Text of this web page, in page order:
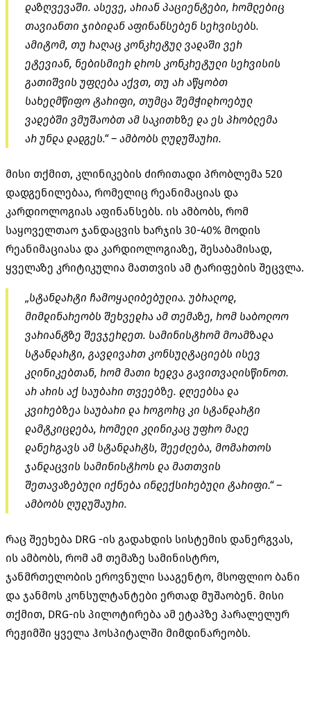
დაზღვევაში. ასევე, არიან პაციენტები, რომლებიც
თავიანთი ჯიბიდან აფინანსებენ სერვისებს.
ამიტომ, თუ რაღაც კონკრეტულ ვადაში ვერ
ეტევიან, ნებისმიერ დროს კონკრეტული სერვისის
გათიშვის უფლება აქვთ, თუ არ აწყობთ
სახელმწიფო ტარიფი, თუმცა შემჭიდროებულ
ვადებში ვმუშაობთ ამ საკითხზე და ეს პრობლემა
არ უნდა დადგეს.“ – ამბობს ღუდუშაური.
მისი თქმით, კლინიკების ძირითადი პრობლემა 520
დადგენილებაა, რომელიც რეანიმაციას და
კარდიოლოგიას აფინანსებს. ის ამბობს, რომ
საყოველთაო ჯანდაცვის ხარჯის 30-40% მოდის
რეანიმაციასა და კარდიოლოგიაზე, შესაბამისად,
ყველაზე კრიტიკულია მათთვის ამ ტარიფების შეცვლა.
„სტანდარტი ჩამოყალიბებულია. უბრალოდ,
მიმდინარეობს შეხვედრა ამ თემაზე, რომ საბოლოო
ვარიანტზე შევჯერდეთ. სამინისტრომ მოამზადა
სტანდარტი, გავდივართ კონსულტაციებს ისევ
კლინიკებთან, რომ მათი ხედვა გავითვალისწინოთ.
არ არის აქ საუბარი თვეებზე. დღეებსა და
კვირებზეა საუბარი და როგორც კი სტანდარტი
დამტკიცდება, რომელი კლინიკაც უფრო მალე
დანერგავს ამ სტანდარტს, შეეძლება, მომართოს
ჯანდაცვის სამინისტროს და მათთვის
შეთავაზებული იქნება ინდექსირებული ტარიფი.“ –
ამბობს ღუდუშაური.
რაც შეეხება DRG -ის გადახდის სისტემის დანერგვას,
ის ამბობს, რომ ამ თემაზე სამინისტრო,
ჯანმრთელობის ეროვნული სააგენტო, მსოფლიო ბანი
და ჯანმოს კონსულტანტები ერთად მუშაობენ. მისი
თქმით, DRG-ის პილოტირება ამ ეტაპზე პარალელურ
რეჟიმში ყველა ჰოსპიტალში მიმდინარეობს.